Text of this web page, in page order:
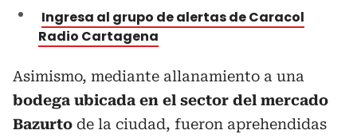
Ingresa al grupo de alertas de Caracol
Radio Cartagena
Asimismo, mediante allanamiento a una
bodega ubicada en el sector del mercado
Bazurto de la ciudad, fueron aprehendidas